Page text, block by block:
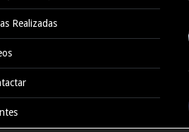
Realizadas